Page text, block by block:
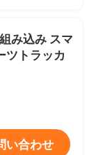
み込み スマ
ツトラッカ
い合わせ